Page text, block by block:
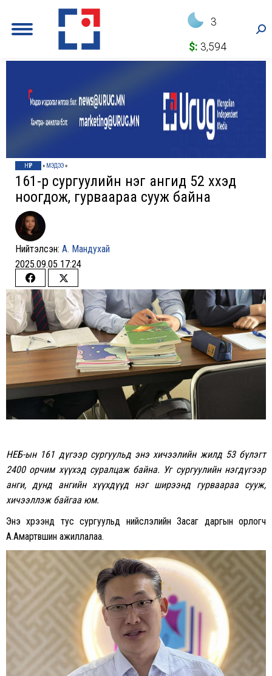
3
$: 3,594
НҮҮР » МЭДЭЭ»
161-р сургуулийн нэг ангид 52 хүүхэд
ноогдож, гурваараа сууж байна
Нийтэлсэн: А. Мандухай
2025.09.05 17:24
Share
on
Facebook
Share
on
Twitter
НЕБ-ын161 дүгээр сургуульд энэ хичээлийн жилд 53 бүлэгт
2400 орчим хүүхэд суралцаж байна. Уг сургуулийн нэгдүгээр
анги, дунд ангийн хүүхдүүд нэг ширээнд гурваараа сууж,
хичээллэж байгаа юм.
Энэ хүрээнд тус сургуульд нийслэлийн Засаг даргын орлогч
А.Амартүвшин ажиллалаа.